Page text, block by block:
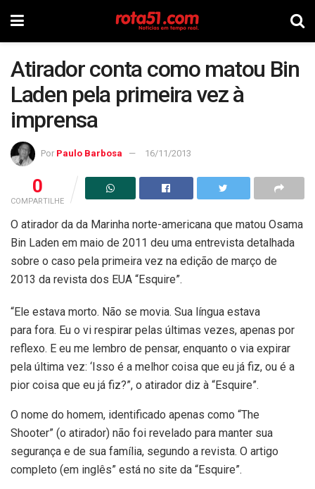
Atirador conta como matou Bin
Laden pela primeira vez à
imprensa
Por Paulo Barbosa 16/11/2013
0
COMPARTILHE
O atirador da da Marinha norte-americana que matou Osama
Bin Laden em maio de 2011 deu uma entrevista detalhada
sobre o caso pela primeira vez na edição de março de
2013 da revista dos EUA “Esquire”.
“Ele estava morto. Não se movia. Sua língua estava
para fora. Eu o vi respirar pelas últimas vezes, apenas por
reflexo. E eu me lembro de pensar, enquanto o via expirar
pela última vez: ‘Isso é a melhor coisa que eu já fiz, ou é a
pior coisa que eu já fiz?”, o atirador diz à “Esquire”.
O nome do homem, identificado apenas como “The
Shooter” (o atirador) não foi revelado para manter sua
segurança e de sua família, segundo a revista. O artigo
completo (em inglês” está no site da “Esquire”.